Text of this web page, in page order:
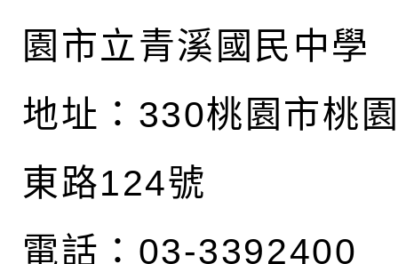
園市立青溪國民中學
地址： 330桃園市桃
東路124號
電話：03-3392400